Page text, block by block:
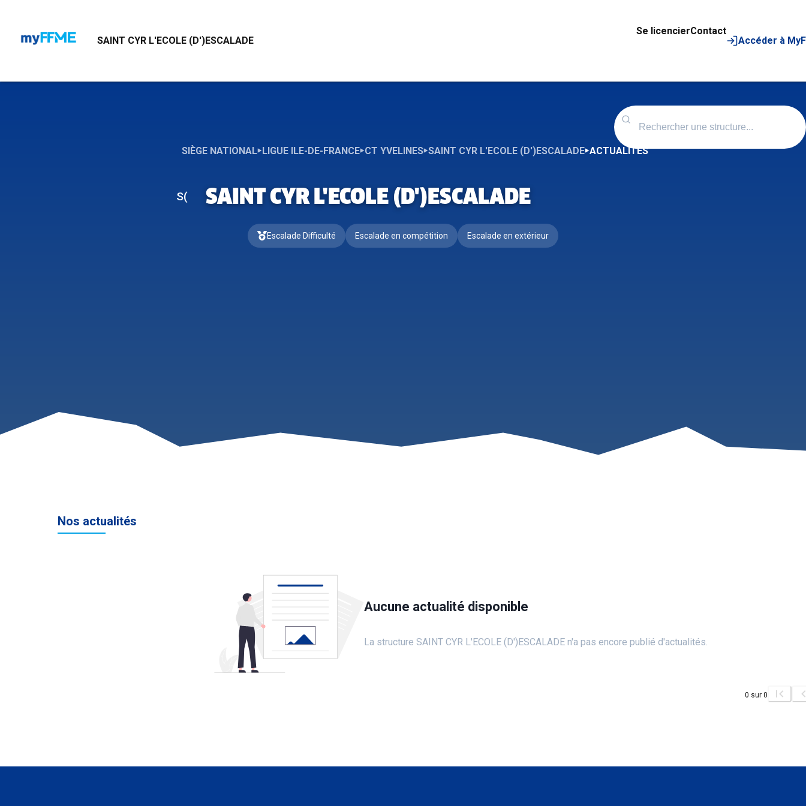
SAINT CYR L'ECOLE (D')ESCALADE
Se licencierContact
Accéder à
SIÈGE NATIONAL LIGUE ILE-DE-FRANCE CT YVELINES SAINT CYR L'ECOLE (D')ESCALADE ACTUALITÉS
S( SAINT CYR L'ECOLE (D')ESCALADE
Escalade Difficulté Escalade en compétition Escalade en extérieur
Nos actualités
Aucune actualité disponible
La structure SAINT CYR L'ECOLE (D')ESCALADE n'a pas encore publié d'actualités.
0 sur 0